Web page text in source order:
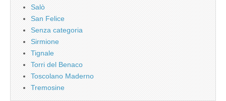
Salò
San Felice
Senza categoria
Sirmione
Tignale
Torri del Benaco
Toscolano Maderno
Tremosine